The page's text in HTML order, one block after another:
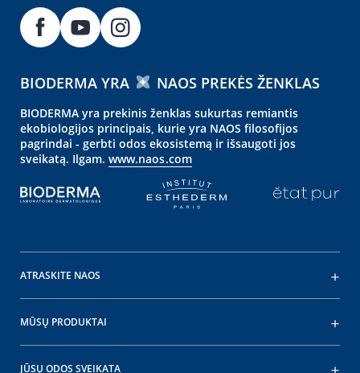
BIODERMA YRA NAOS PREKĖS ŽENKLAS
BIODERMA yra prekinis ženklas sukurtas remiantis
ekobiologijos principais, kurie yra NAOS filosofijos
pagrindai - gerbti odos ekosistemą ir išsaugoti jos
sveikatą. Ilgam. www.naos.com
ATRASKITE NAOS
MŪSŲ PRODUKTAI
JŪSŲ ODOS SVEIKATA